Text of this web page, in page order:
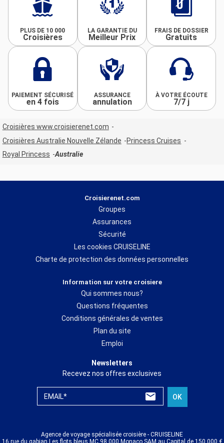
PLUS DE 10 000
Croisières
LA GARANTIE DU
Meilleur Prix
FRAIS DE DOSSIER
Gratuits
PAIEMENT SÉCURISÉ
en 4 fois
ASSURANCE
annulation
À VOTRE ÉCOUTE
7/7 j
Croisières www.croisierenet.com
Croisières Australie Nouvelle Zélande
Princess Cruises
Royal Princess
Australie
Croisierenet.com
Groupes
Assurances
Sécurité
Les cookies CRUISELINE
Charte de protection des données personnelles
Information sur votre croisiere
Qui sommes nous?
Questions fréquentes
Conditions générales de ventes
Plan du site
Emploi
Newsletters
Recevez nos offres exclusives
EMAIL* OK
Agence de voyage spécialisée croisière - CRUISELINE
16 rue du gabian Les flots bleus MC 98 000 Monaco SAM au Capital de 150 000 €